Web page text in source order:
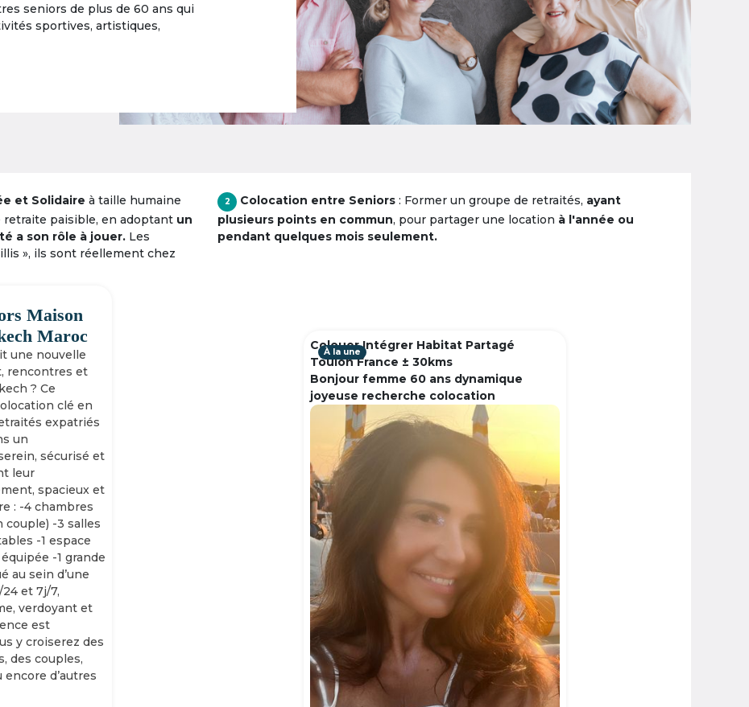
seniors de plus de 60 ans qui
sportives, artistiques,
et Solidaire à taille humaine
retraite paisible, en adoptant un
a son rôle à jouer. Les
», ils sont réellement chez
Maison
Maroc
une nouvelle
rencontres et
? Ce
clé en
expatriés
un
sécurisé et
leur
spacieux et
: -4 chambres
couple) -3 salles
-1 espace
-1 grande
au sein d’une
et 7j/7,
verdoyant et
est
y croiserez des
des couples,
d’autres
2 Colocation entre Seniors : Former un groupe de retraités, ayant
plusieurs points en commun, pour partager une location à l'année ou
pendant quelques mois seulement.
Colouer Intégrer Habitat Partagé
Toulon France ± 30kms
Bonjour femme 60 ans dynamique
joyeuse recherche colocation
À la une